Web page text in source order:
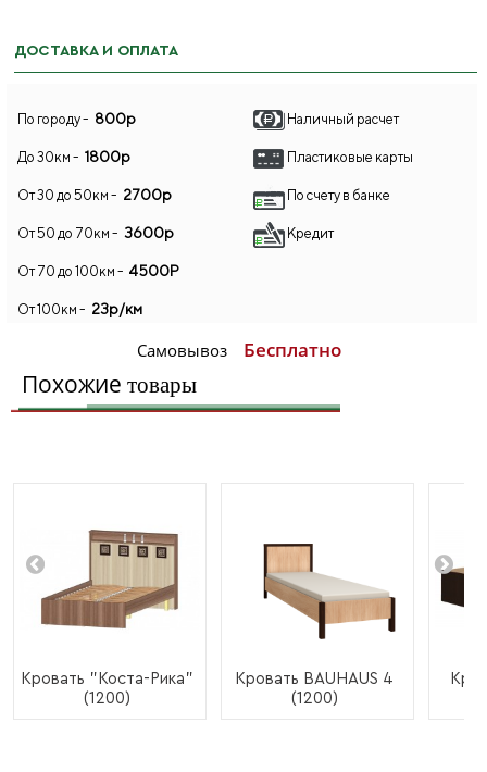
ДОСТАВКА И ОПЛАТА
По городу - 800р
До 30км - 1800р
От 30 до 50км - 2700р
От 50 до 70км - 3600р
От 70 до 100км - 4500Р
От 100км - 23р/км
Самовывоз Бесплатно
Наличный расчет
Пластиковые карты
По счету в банке
Кредит
Похожие товары
Кровать "Коста-Рика"
(1200)
Кровать BAUHAUS 4
(1200)